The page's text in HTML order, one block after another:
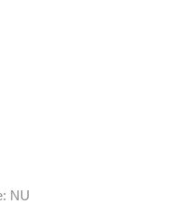
NU